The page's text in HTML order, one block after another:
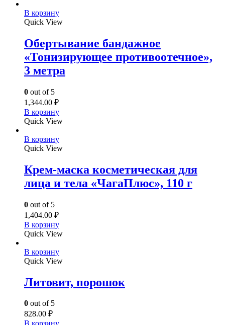
В корзину
Quick View
Обертывание бандажное
«Тонизирующее противоотечное»,
3 метра
0 out of 5
1,344.00 ₽
В корзину
Quick View
В корзину
Quick View
Крем-маска косметическая для
лица и тела «ЧагаПлюс», 110 г
0 out of 5
1,404.00 ₽
В корзину
Quick View
В корзину
Quick View
Литовит, порошок
0 out of 5
828.00 ₽